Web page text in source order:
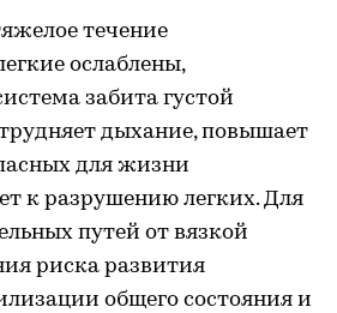
течение
ослаблены,
забита густой
дыхание, повышает
для жизни
к разрушению легких. Для
путей от вязкой
риска развития
общего состояния и